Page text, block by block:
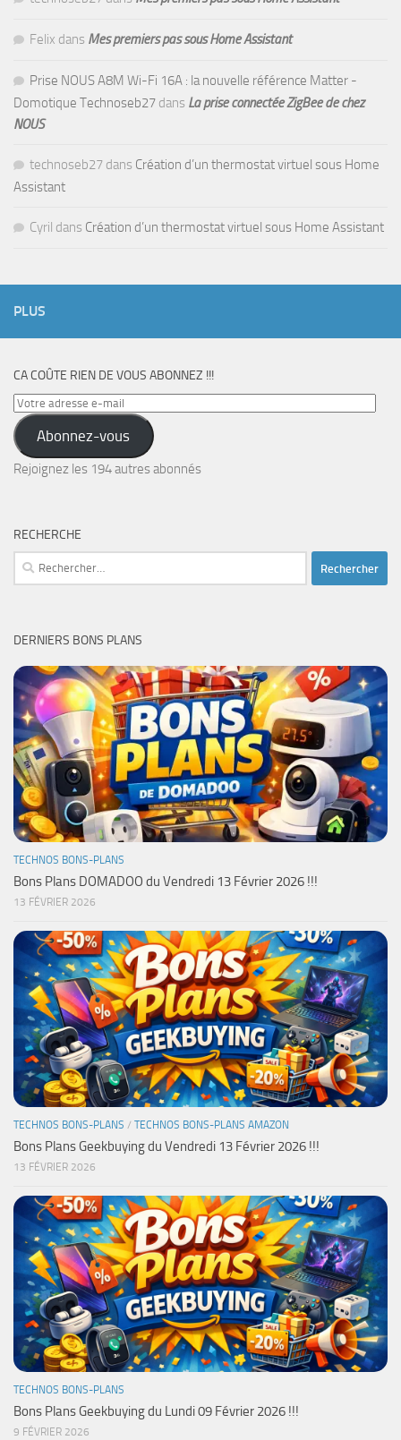
Felix dans Mes premiers pas sous Home Assistant
Prise NOUS A8M Wi-Fi 16A : la nouvelle référence Matter -
Domotique Technoseb27 dans La prise connectée ZigBee de chez
NOUS
technoseb27 dans Création d’un thermostat virtuel sous Home
Assistant
Cyril dans Création d’un thermostat virtuel sous Home Assistant
PLUS
CA COÛTE RIEN DE VOUS ABONNEZ !!!
Votre
adresse
e-
mail
Abonnez-vous
Rejoignez les 194 autres abonnés
RECHERCHE
Rechercher :
DERNIERS BONS PLANS
TECHNOS BONS-PLANS
Bons Plans DOMADOO du Vendredi 13 Février 2026 !!!
13 FÉVRIER 2026
TECHNOS BONS-PLANS / TECHNOS BONS-PLANS AMAZON
Bons Plans Geekbuying du Vendredi 13 Février 2026 !!!
13 FÉVRIER 2026
TECHNOS BONS-PLANS
Bons Plans Geekbuying du Lundi 09 Février 2026 !!!
9 FÉVRIER 2026